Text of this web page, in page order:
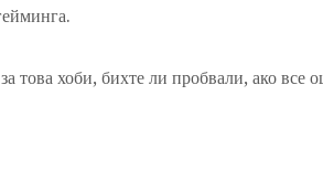
това хоби, бихте ли пробвали, ако все